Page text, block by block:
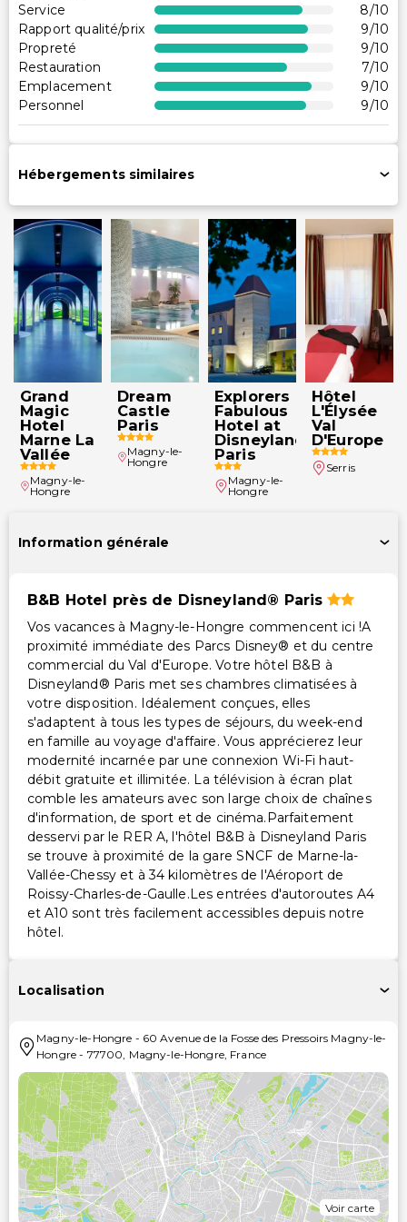
Services supplémentaires
Personnel multilingue
Service
8/10
Rapport qualité/prix
9/10
Propreté
9/10
Restauration
7/10
Emplacement
9/10
Personnel
9/10
Hébergements similaires
Grand
Magic
Hotel
Marne La
Vallée
Magny-le-
Hongre
Dream
Castle
Paris
Magny-le-
Hongre
Explorers
Fabulous
Hotel at
Disneyland®
Paris
Magny-le-
Hongre
Hôtel
L'Élysée
Val
D'Europe
Serris
Information générale
B&B Hotel près de Disneyland® Paris
Vos vacances à Magny-le-Hongre commencent ici !A
proximité immédiate des Parcs Disney® et du centre
commercial du Val d'Europe. Votre hôtel B&B à
Disneyland® Paris met ses chambres climatisées à
votre disposition. Idéalement conçues, elles
s'adaptent à tous les types de séjours, du week-end
en famille au voyage d'affaire. Vous apprécierez leur
modernité incarnée par une connexion Wi-Fi haut-
débit gratuite et illimitée. La télévision à écran plat
comble les amateurs avec son large choix de chaînes
d'information, de sport et de cinéma.Parfaitement
desservi par le RER A, l'hôtel B&B à Disneyland Paris
se trouve à proximité de la gare SNCF de Marne-la-
Vallée-Chessy et à 34 kilomètres de l'Aéroport de
Roissy-Charles-de-Gaulle.Les entrées d'autoroutes A4
et A10 sont très facilement accessibles depuis notre
hôtel.
Localisation
Magny-le-Hongre - 60 Avenue de la Fosse des Pressoirs Magny-le-
Hongre - 77700 Magny-le-Hongre, France
Voir carte